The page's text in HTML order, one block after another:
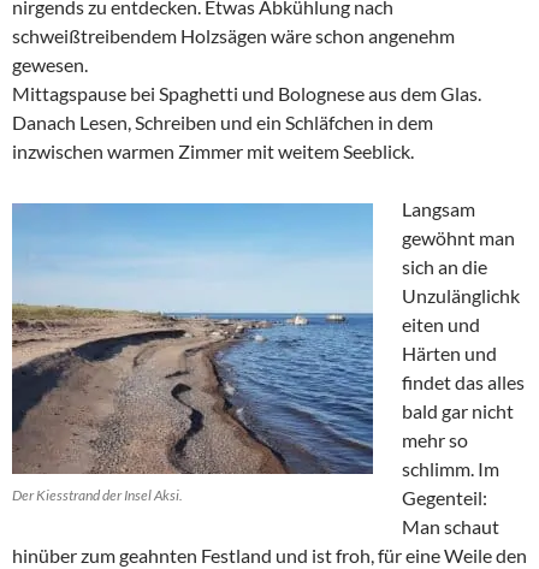
nirgends zu entdecken. Etwas Abkühlung nach
schweißtreibendem Holzsägen wäre schon angenehm
gewesen.
Mittagspause bei Spaghetti und Bolognese aus dem Glas.
Danach Lesen, Schreiben und ein Schläfchen in dem
inzwischen warmen Zimmer mit weitem Seeblick.
Der Kiesstrand der Insel Aksi.
Langsam
gewöhnt man
sich an die
Unzulänglichk
eiten und
Härten und
findet das alles
bald gar nicht
mehr so
schlimm. Im
Gegenteil:
Man schaut
hinüber zum geahnten Festland und ist froh, für eine Weile den